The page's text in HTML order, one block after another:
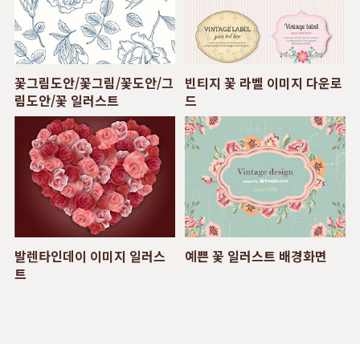
꽃그림도안/꽃그림/꽃도안/그
림도안/꽃 일러스트
빈티지 꽃 라벨 이미지 다운로
드
발렌타인데이 이미지 일러스
트
예쁜 꽃 일러스트 배경화면